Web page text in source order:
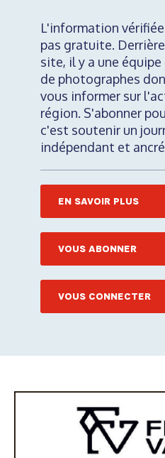
L'information
pas gratuite.
site, il y a une
de photographes
vous informer sur
région. S'abonner
c'est soutenir un
indépendant et
EN SAVOIR PLUS
VOUS ABONNER
VOUS CONNECTER